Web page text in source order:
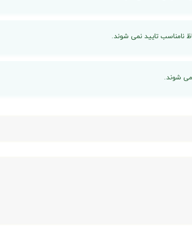
نامناسب تایید نمی شوند.
می شوند.